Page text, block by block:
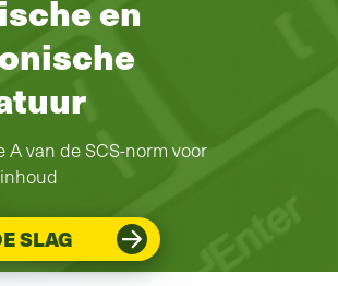
en
A van de SCS-norm voor
SLAG